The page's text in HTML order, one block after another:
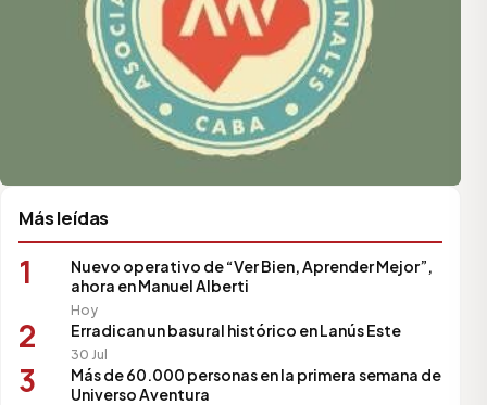
Más leídas
1
Nuevo operativo de “Ver Bien, Aprender Mejor”,
ahora en Manuel Alberti
Hoy
2 Erradican un basural histórico en Lanús Este
30 Jul
3
Más de 60.000 personas en la primera semana de
Universo Aventura